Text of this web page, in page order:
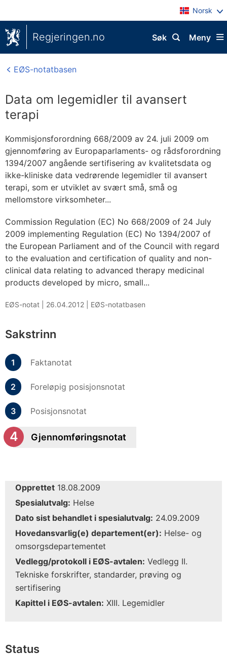
Norsk
Regjeringen.no Meny
Søk
EØS-notatbasen
Data om legemidler til avansert
terapi
Kommisjonsforordning 668/2009 av 24. juli 2009 om
gjennomføring av Europaparlaments- og rådsforordning
1394/2007 angående sertifisering av kvalitetsdata og
ikke-kliniske data vedrørende legemidler til avansert
terapi, som er utviklet av svært små, små og
mellomstore virksomheter...
Commission Regulation (EC) No 668/2009 of 24 July
2009 implementing Regulation (EC) No 1394/2007 of
the European Parliament and of the Council with regard
to the evaluation and certification of quality and non-
clinical data relating to advanced therapy medicinal
products developed by micro, small...
EØS-notat | 26.04.2012 EØS-notatbasen
Sakstrinn
Faktanotat
Foreløpig posisjonsnotat
Posisjonsnotat
Gjennomføringsnotat
Opprettet 18.08.2009
Spesialutvalg: Helse
Dato sist behandlet i spesialutvalg: 24.09.2009
Hovedansvarlig(e) departement(er): Helse- og
omsorgsdepartementet
Vedlegg/protokoll i EØS-avtalen: Vedlegg II.
Tekniske forskrifter, standarder, prøving og
sertifisering
Kapittel i EØS-avtalen: XIII. Legemidler
Status